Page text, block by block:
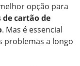
opção para
de cartão de
. Mas é essencial
problemas a longo